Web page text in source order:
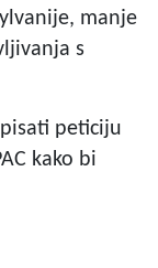
manje
s
peticiju
kako bi